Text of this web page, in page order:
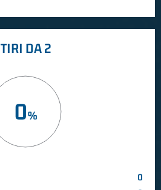
TIRI DA 2
0
0